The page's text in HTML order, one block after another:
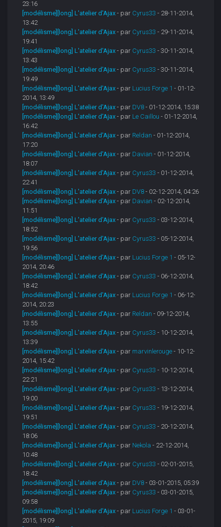
23:16
[modélisme][long] L'atelier d'Ajax - par Cyrus33 - 28-11-2014,
13:42
[modélisme][long] L'atelier d'Ajax - par Cyrus33 - 29-11-2014,
19:41
[modélisme][long] L'atelier d'Ajax - par Cyrus33 - 30-11-2014,
13:43
[modélisme][long] L'atelier d'Ajax - par Cyrus33 - 30-11-2014,
19:49
[modélisme][long] L'atelier d'Ajax - par Lucius Forge 1 - 01-12-
2014, 13:49
[modélisme][long] L'atelier d'Ajax - par DV8 - 01-12-2014, 15:38
[modélisme][long] L'atelier d'Ajax - par Le Caillou - 01-12-2014,
16:42
[modélisme][long] L'atelier d'Ajax - par Reldan - 01-12-2014,
17:20
[modélisme][long] L'atelier d'Ajax - par Davian - 01-12-2014,
18:07
[modélisme][long] L'atelier d'Ajax - par Cyrus33 - 01-12-2014,
22:41
[modélisme][long] L'atelier d'Ajax - par DV8 - 02-12-2014, 04:26
[modélisme][long] L'atelier d'Ajax - par Davian - 02-12-2014,
11:51
[modélisme][long] L'atelier d'Ajax - par Cyrus33 - 03-12-2014,
18:52
[modélisme][long] L'atelier d'Ajax - par Cyrus33 - 05-12-2014,
19:56
[modélisme][long] L'atelier d'Ajax - par Lucius Forge 1 - 05-12-
2014, 20:46
[modélisme][long] L'atelier d'Ajax - par Cyrus33 - 06-12-2014,
18:42
[modélisme][long] L'atelier d'Ajax - par Lucius Forge 1 - 06-12-
2014, 20:23
[modélisme][long] L'atelier d'Ajax - par Reldan - 09-12-2014,
13:55
[modélisme][long] L'atelier d'Ajax - par Cyrus33 - 10-12-2014,
13:39
[modélisme][long] L'atelier d'Ajax - par marvinlerouge - 10-12-
2014, 15:42
[modélisme][long] L'atelier d'Ajax - par Cyrus33 - 10-12-2014,
22:21
[modélisme][long] L'atelier d'Ajax - par Cyrus33 - 13-12-2014,
19:00
[modélisme][long] L'atelier d'Ajax - par Cyrus33 - 19-12-2014,
19:51
[modélisme][long] L'atelier d'Ajax - par Cyrus33 - 20-12-2014,
18:06
[modélisme][long] L'atelier d'Ajax - par Nekola - 22-12-2014,
10:48
[modélisme][long] L'atelier d'Ajax - par Cyrus33 - 02-01-2015,
18:42
[modélisme][long] L'atelier d'Ajax - par DV8 - 03-01-2015, 05:39
[modélisme][long] L'atelier d'Ajax - par Cyrus33 - 03-01-2015,
09:58
[modélisme][long] L'atelier d'Ajax - par Lucius Forge 1 - 03-01-
2015, 19:09